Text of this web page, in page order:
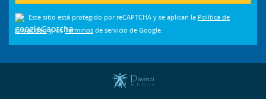
Este sitio está protegido por reCAPTCHA y se aplican la Política de
privacidady losTérminos de servicio de Google.